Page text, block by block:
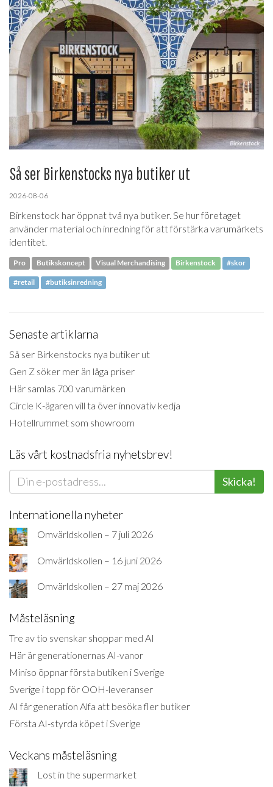
Så ser Birkenstocks nya butiker ut
2026-08-06
Birkenstock har öppnat två nya butiker. Se hur företaget
använder material och inredning för att förstärka varumärkets
identitet.
Pro Butikskoncept Visual Merchandising Birkenstock #skor
#retail #butiksinredning
Senaste artiklarna
Så ser Birkenstocks nya butiker ut
Gen Z söker mer än låga priser
Här samlas 700 varumärken
Circle K-ägaren vill ta över innovativ kedja
Hotellrummet som showroom
Läs vårt kostnadsfria nyhetsbrev!
Skicka!
Internationella nyheter
Omvärldskollen – 7 juli 2026
Omvärldskollen – 16 juni 2026
Omvärldskollen – 27 maj 2026
Måsteläsning
Tre av tio svenskar shoppar med AI
Här är generationernas AI-vanor
Miniso öppnar första butiken i Sverige
Sverige i topp för OOH-leveranser
AI får generation Alfa att besöka fler butiker
Första AI-styrda köpet i Sverige
Veckans måsteläsning
Lost in the supermarket